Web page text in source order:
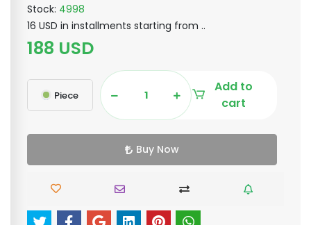
Stock: 4998
16 USD in installments starting from ..
188 USD
Piece
Add to
cart
Buy Now